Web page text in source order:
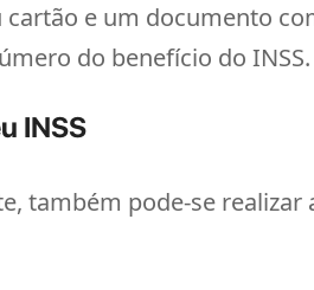
cartão e um documento
do benefício do INSS.
INSS
também pode-se